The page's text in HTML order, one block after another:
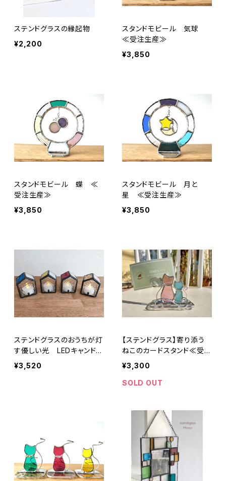
ステンドグラスの縁起物
¥2,200
スタンドモビール 気球
≪受注生産≫
¥3,850
スタンドモビール 蝶 ≪
受注生産≫
¥3,850
スタンドモビール 月と
星 ≪受注生産≫
¥3,850
ステンドグラスのおうちが灯
す優しい光 LEDキャンドル
ライト ≪受注生産≫
¥3,520
【ステンドグラス】寄り添う
ねこのカードスタンド≪受注
生産≫
¥3,300
SOLD OUT